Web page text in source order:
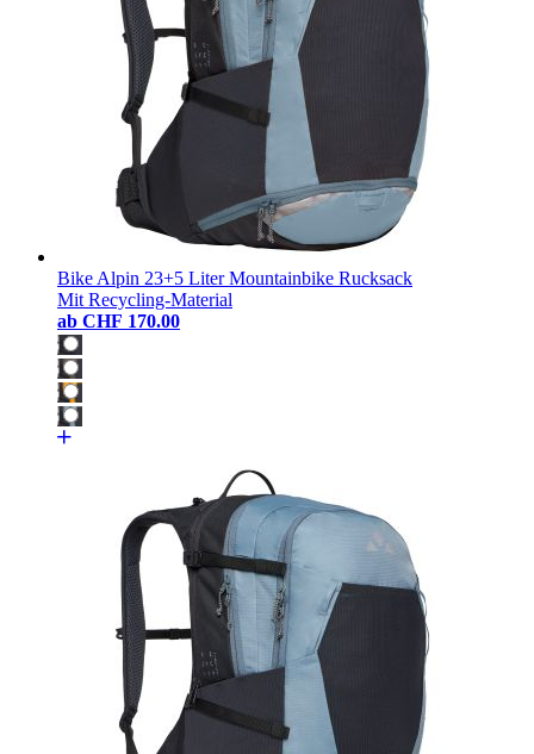
Bike Alpin 23+5 Liter Mountainbike Rucksack
Mit Recycling-Material
ab CHF 170.00